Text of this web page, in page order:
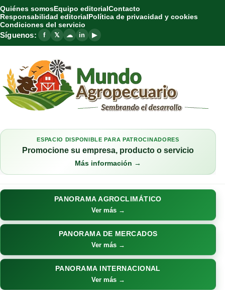
Quiénes somosEquipo editorialContacto
Responsabilidad editorialPolítica de privacidad y cookies
Condiciones del servicio
Síguenos: f 𝕏 ☁ in ▶
ESPACIO DISPONIBLE PARA PATROCINADORES
Promocione su empresa, producto o servicio
Más información →
PANORAMA AGROCLIMÁTICO
Ver más →
PANORAMA DE MERCADOS
Ver más →
PANORAMA INTERNACIONAL
Ver más →